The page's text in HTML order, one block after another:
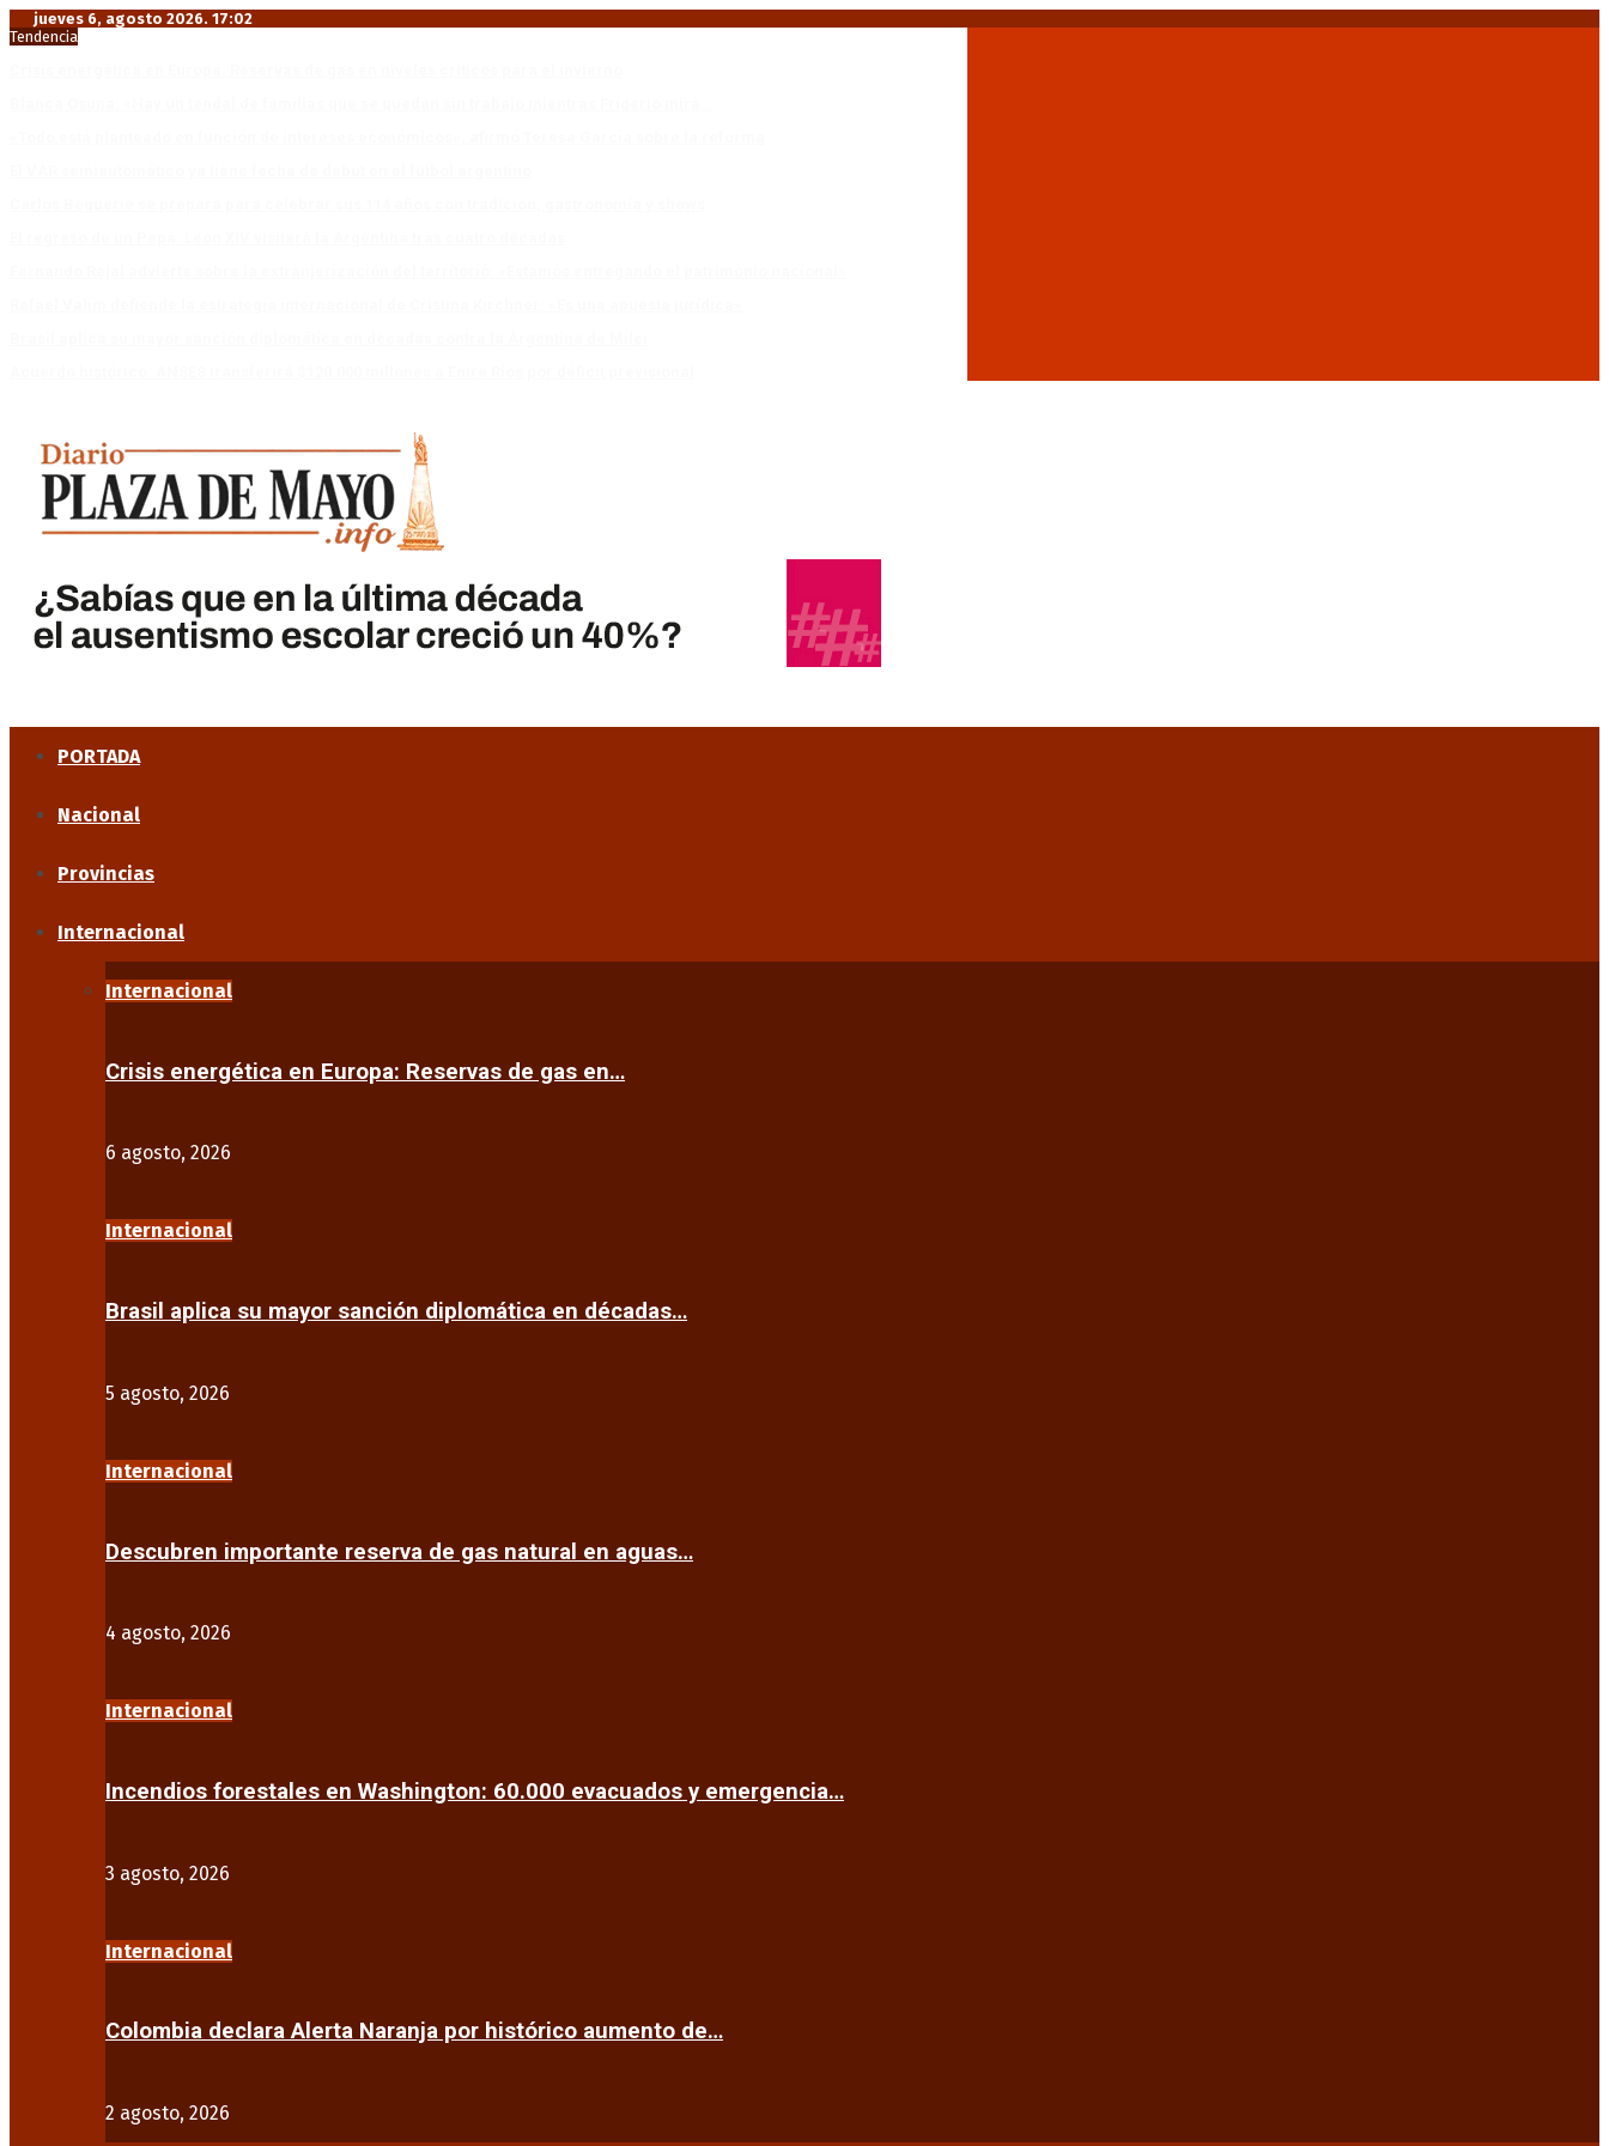
jueves 6, agosto 2026. 17:02
Tendencia
PORTADA
Nacional
Provincias
Internacional
Internacional
Crisis energética en Europa: Reservas de gas en…
6 agosto, 2026
Internacional
Brasil aplica su mayor sanción diplomática en décadas…
5 agosto, 2026
Internacional
Descubren importante reserva de gas natural en aguas…
4 agosto, 2026
Internacional
Incendios forestales en Washington: 60.000 evacuados y emergencia…
3 agosto, 2026
Internacional
Colombia declara Alerta Naranja por histórico aumento de…
2 agosto, 2026